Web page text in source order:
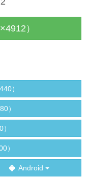
）
）
）
）
Android